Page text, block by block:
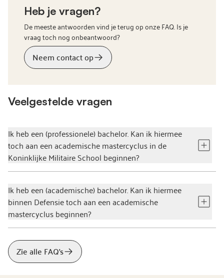
Heb je vragen?
De meeste antwoorden vind je terug op onze FAQ. Is je
vraag toch nog onbeantwoord?
Neem contact op
Veelgestelde vragen
Ik heb een (professionele) bachelor. Kan ik hiermee
toch aan een academische mastercyclus in de
Koninklijke Militaire School beginnen?
Ik heb een (academische) bachelor. Kan ik hiermee
binnen Defensie toch aan een academische
mastercyclus beginnen?
Zie alle FAQ's